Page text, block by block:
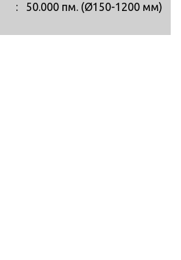
: 50.000 пм. (Ø150-1200 мм)